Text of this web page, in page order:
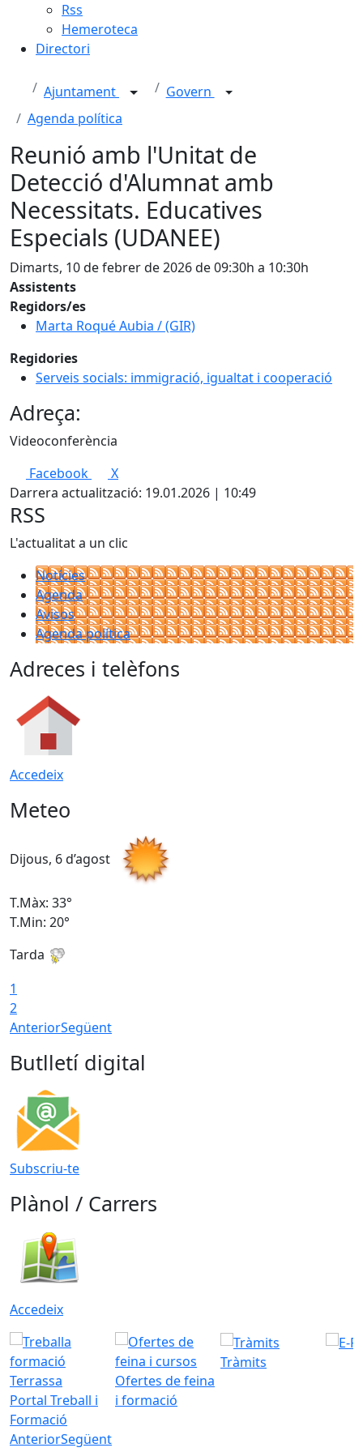
Rss
Hemeroteca
Directori
Ajuntament
Govern
Agenda política
Reunió amb l'Unitat de
Detecció d'Alumnat amb
Necessitats. Educatives
Especials (UDANEE)
Dimarts, 10 de febrer de 2026 de 09:30h a 10:30h
Assistents
Regidors/es
Marta Roqué Aubia / (GIR)
Regidories
Serveis socials: immigració, igualtat i cooperació
Adreça:
Videoconferència
Facebook
X
Darrera actualització: 19.01.2026 | 10:49
RSS
L'actualitat a un clic
Notícies
Agenda
Avisos
Agenda política
Adreces i telèfons
Accedeix
Meteo
Dijous, 6 d’agost
T.Màx: 33°
T.Min: 20°
Tarda
1
2
AnteriorSegüent
Butlletí digital
Subscriu-te
Plànol / Carrers
Accedeix
Portal Treball i
Formació
Ofertes de feina
i formació
Tràmits
AnteriorSegüent